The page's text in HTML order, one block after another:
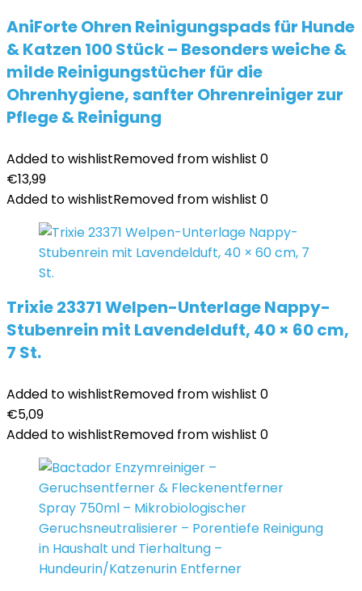
AniForte Ohren Reinigungspads für Hunde
& Katzen 100 Stück – Besonders weiche &
milde Reinigungstücher für die
Ohrenhygiene, sanfter Ohrenreiniger zur
Pflege & Reinigung
Added to wishlistRemoved from wishlist 0
€13,99
Added to wishlistRemoved from wishlist 0
Trixie 23371 Welpen-Unterlage Nappy-
Stubenrein mit Lavendelduft, 40 × 60 cm,
7 St.
Added to wishlistRemoved from wishlist 0
€5,09
Added to wishlistRemoved from wishlist 0